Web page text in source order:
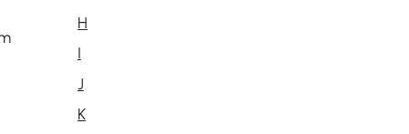
H
I
J
K